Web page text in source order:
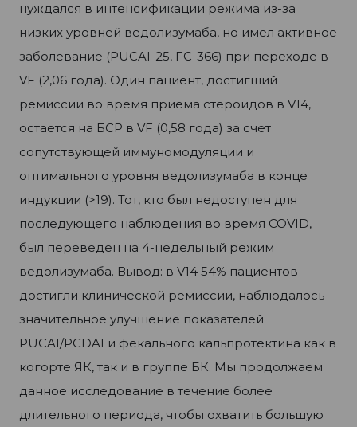
нуждался в интенсификации режима из-за
низких уровней ведолизумаба, но имел активное
заболевание (PUCAI-25, FC-366) при переходе в
VF (2,06 года). Один пациент, достигший
ремиссии во время приема стероидов в V14,
остается на БСР в VF (0,58 года) за счет
сопутствующей иммуномодуляции и
оптимального уровня ведолизумаба в конце
индукции (>19). Тот, кто был недоступен для
последующего наблюдения во время COVID,
был переведен на 4-недельный режим
ведолизумаба. Вывод: в V14 54% пациентов
достигли клинической ремиссии, наблюдалось
значительное улучшение показателей
PUCAI/PCDAI и фекального кальпротектина как в
когорте ЯК, так и в группе БК. Мы продолжаем
данное исследование в течение более
длительного периода, чтобы охватить большую